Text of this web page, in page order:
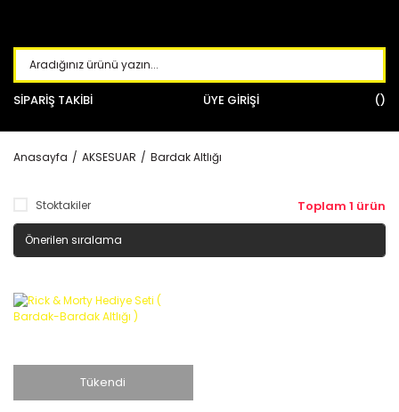
SİPARİŞ TAKİBİ ÜYE GİRİŞİ
Anasayfa AKSESUAR Bardak Altlığı
Stoktakiler Toplam 1 ürün
Tükendi